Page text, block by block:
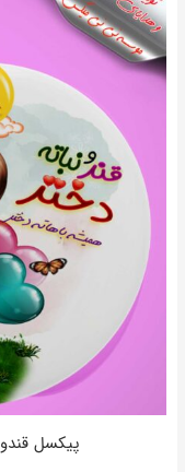
پیکسل